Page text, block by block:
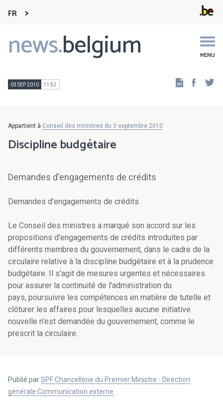
FR
news.belgium MENU
Main
navigation
03 SEP 2010 11:52
Appartient à Conseil des ministres du 3 septembre 2010
Discipline budgétaire
Demandes d'engagements de crédits
Demandes d'engagements de crédits
Le Conseil des ministres a marqué son accord sur les
propositions d'engagements de crédits introduites par
différents membres du gouvernement, dans le cadre de la
circulaire relative à la discipline budgétaire et à la prudence
budgétaire. Il s'agit de mesures urgentes et nécessaires
pour assurer la continuité de l'administration du
pays, poursuivre les compétences en matière de tutelle et
clôturer les affaires pour lesquelles aucune initiative
nouvelle n'est demandée du gouvernement, comme le
prescrit la circulaire.
Publié parSPF Chancellerie du Premier Ministre - Direction
générale Communication externe